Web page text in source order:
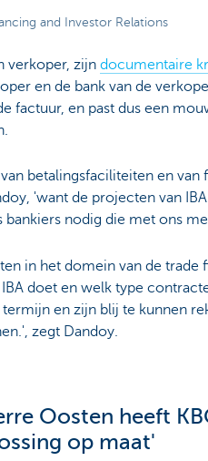
and Investor Relations
verkoper, zijn documentaire
en de bank van de
factuur, en past dus een
betalingsfaciliteiten en
'want de projecten van
bankiers nodig die met ons
in het domein van de
doet en welk type
en zijn blij te kunnen
zegt Dandoy.
Oosten heeft
op maat'